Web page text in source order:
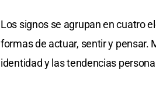
Los signos se agrupan en cuatro
formas de actuar, sentir y pensar.
identidad y las tendencias